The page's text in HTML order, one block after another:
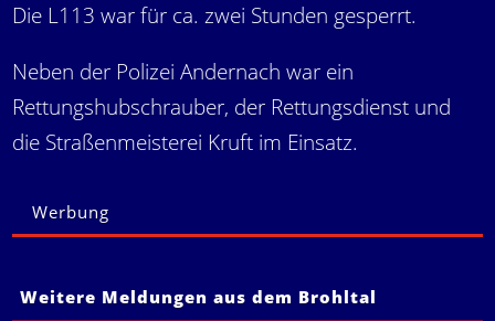
Die L113 war für ca. zwei Stunden gesperrt.
Neben der Polizei Andernach war ein
Rettungshubschrauber, der Rettungsdienst und
die Straßenmeisterei Kruft im Einsatz.
Werbung
Weitere Meldungen aus dem Brohltal